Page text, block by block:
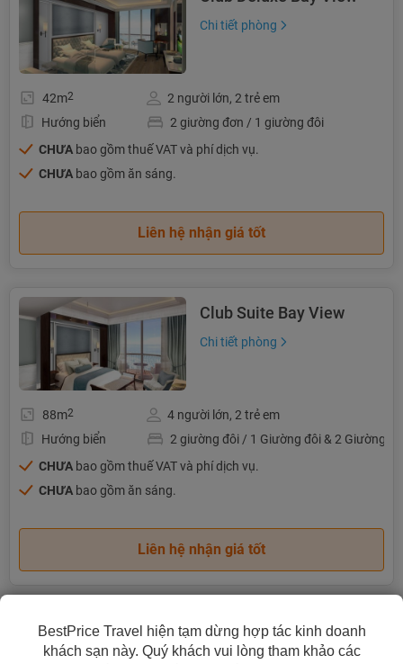
Chi tiết phòng
42m2
2 người lớn, 2 trẻ em
Hướng biển
2 giường đơn / 1 giường đôi
CHƯA bao gồm thuế VAT và phí dịch vụ.
CHƯA bao gồm ăn sáng.
Liên hệ nhận giá tốt
Club Suite Bay View
Chi tiết phòng
88m2
4 người lớn, 2 trẻ em
Hướng biển
2 giường đôi / 1 Giường đôi & 2 Giường
CHƯA bao gồm thuế VAT và phí dịch vụ.
CHƯA bao gồm ăn sáng.
Liên hệ nhận giá tốt
Presitige Suite Bay View
Chi tiết phòng
BestPrice Travel hiện tạm dừng hợp tác kinh doanh
khách sạn này. Quý khách vui lòng tham khảo các